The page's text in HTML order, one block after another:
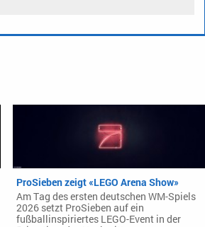
ProSieben zeigt «LEGO Arena Show»
Am Tag des ersten deutschen WM-Spiels
2026 setzt ProSieben auf ein
fußballinspiriertes LEGO-Event in der